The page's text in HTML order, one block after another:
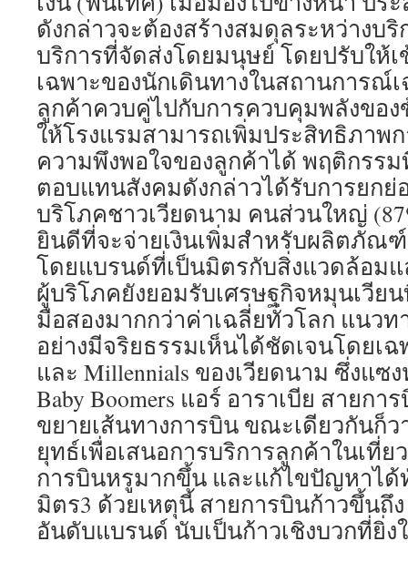
ดังกล่าวจะต้องสร้างสมดุลระหว่างบ
บริการที่จัดส่งโดยมนุษย์ โดยปรับให้
เฉพาะของนักเดินทางในสถานการณ์เ
ลูกค้าควบคู่ไปกับการควบคุมพลังขอ
ให้โรงแรมสามารถเพิ่มประสิทธิภาพ
ความพึงพอใจของลูกค้าได้ พฤติกรร
ตอบแทนสังคมดังกล่าวได้รับการยกย่
บริโภคชาวเวียดนาม คนส่วนใหญ่
ยินดีที่จะจ่ายเงินเพิ่มสำหรับผลิตภัณ
โดยแบรนด์ที่เป็นมิตรกับสิ่งแวดล้อมแ
ผู้บริโภคยังยอมรับเศรษฐกิจหมุนเวี
มือสองมากกว่าค่าเฉลี่ยทั่วโลก แนว
อย่างมีจริยธรรมเห็นได้ชัดเจนโดยเฉ
และ Millennials ของเวียดนาม ซึ่งแ
Baby Boomers แอร์ อาราเบีย สายก
ขยายเส้นทางการบิน ขณะเดียวกันก็ว
ยุทธ์เพื่อเสนอการบริการลูกค้าในเที่
การบินหรูมากขึ้น และแก้ไขปัญหาได้
มิตร3 ด้วยเหตุนี้ สายการบินก้าวขึ้นถึ
อันดับแบรนด์ นับเป็นก้าวเชิงบวกที่ยิ่